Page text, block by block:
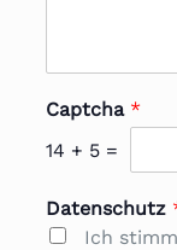
Captcha *
14 + 5 =
Datenschutz
Ich